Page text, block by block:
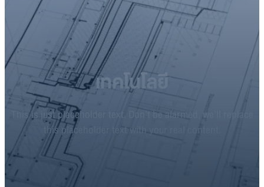
เทคโนโลยี
This is just placeholder text. Don’t be alarmed, we’ll replace
this placeholder text with your real content.